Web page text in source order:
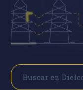
Buscar
Buscar